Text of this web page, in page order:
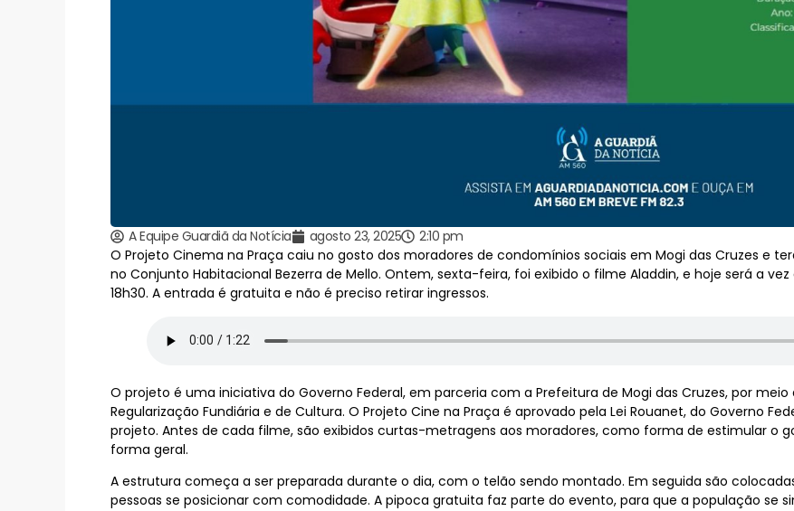
A Equipe Guardiã da Notícia agosto 23, 2025
2:10 pm
O Projeto Cinema na Praça caiu no gosto dos moradores de condomínios sociais em Mogi das Cruzes e
no Conjunto Habitacional Bezerra de Mello. Ontem, sexta-feira, foi exibido o filme Aladdin, e hoje será a
18h30. A entrada é gratuita e não é preciso retirar ingressos.
O projeto é uma iniciativa do Governo Federal, em parceria com a Prefeitura de Mogi das Cruzes, por
Regularização Fundiária e de Cultura. O Projeto Cine na Praça é aprovado pela Lei Rouanet, do Governo
projeto. Antes de cada filme, são exibidos curtas-metragens aos moradores, como forma de estimular o
forma geral.
A estrutura começa a ser preparada durante o dia, com o telão sendo montado. Em seguida são
pessoas se posicionar com comodidade. A pipoca gratuita faz parte do evento, para que a população se